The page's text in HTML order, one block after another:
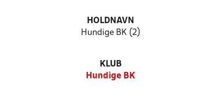
HOLDNAVN
Hundige BK (2)
KLUB
Hundige BK